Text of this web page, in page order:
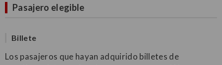
Pasajero elegible
Billete
Los pasajeros que hayan adquirido billetes de